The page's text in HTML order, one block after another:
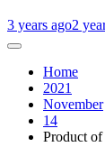
3 years ago2
Home
2021
November
14
Product of